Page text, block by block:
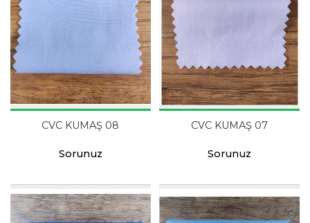
CVC KUMAŞ 08
Sorunuz
CVC KUMAŞ 07
Sorunuz